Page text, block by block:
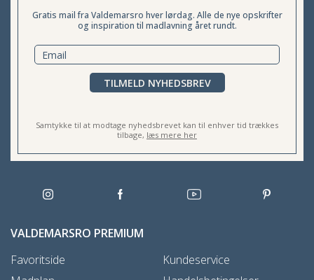
Gratis mail fra Valdemarsro hver lørdag. Alle de nye opskrifter
og inspiration til madlavning året rundt.
TILMELD NYHEDSBREV
Samtykke til at modtage nyhedsbrevet kan til enhver tid trækkes
tilbage, læs mere her
VALDEMARSRO PREMIUM
Favoritside
Kundeservice